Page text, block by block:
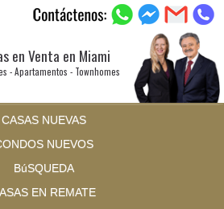
en Venta en Miami
- Apartamentos - Townhomes
CASAS NUEVAS
NUEVOS
BúSQUEDA
EN REMATE